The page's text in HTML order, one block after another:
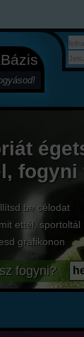
fogyni
be célodat
ettél, sportoltál
grafikonon
fogyni?